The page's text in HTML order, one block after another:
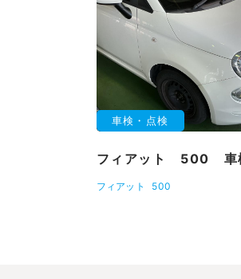
車検・点検
フィアット 500 車
フィアット 500